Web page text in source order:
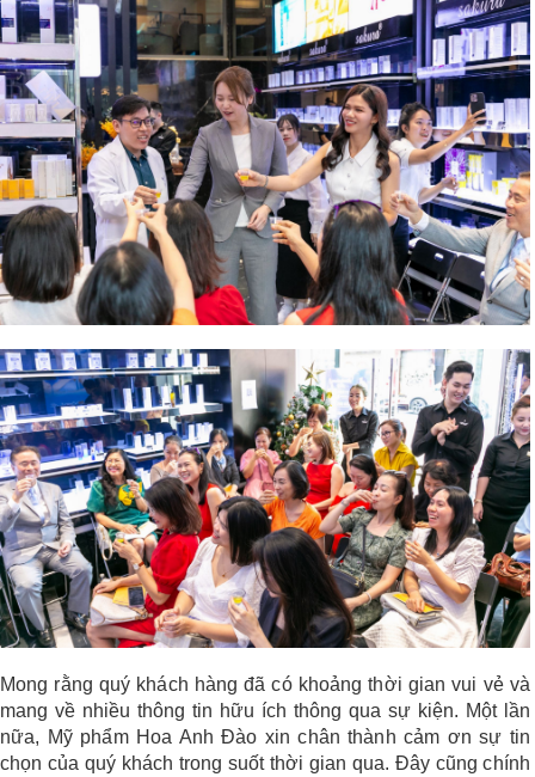
Mong rằng quý khách hàng đã có khoảng thời gian vui vẻ và
mang về nhiều thông tin hữu ích thông qua sự kiện. Một lần
nữa, Mỹ phẩm Hoa Anh Đào xin chân thành cảm ơn sự tin
chọn của quý khách trong suốt thời gian qua. Đây cũng chính